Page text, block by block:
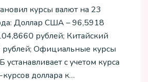
курсы валют на 23
Доллар США – 96,5918
рублей; Китайский
Официальные курсы
с учетом курса
доллара к…